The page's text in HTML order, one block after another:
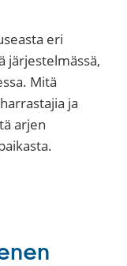
eri
järjestelmässä,
Mitä
ja
arjen